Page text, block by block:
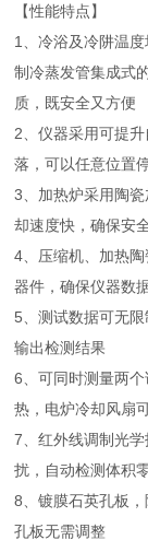
【性能特点】
1、冷浴及冷阱温
制冷蒸发管集成式
质，既安全又方便
2、仪器采用可提
落，可以任意位置
3、加热炉采用陶
却速度快，确保安
4、压缩机、加热
器件，确保仪器数
5、测试数据可无
输出检测结果
6、可同时测量两
热，电炉冷却风扇
7、红外线调制光
扰，自动检测体积
8、镀膜石英孔板
孔板无需调整